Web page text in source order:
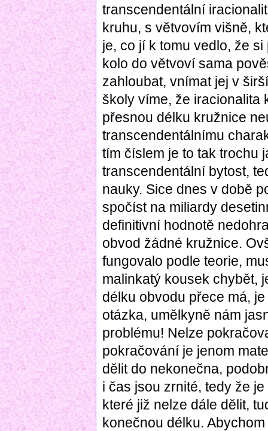
transcendentální
kruhu, s větvovím višně,
je, co jí k tomu vedlo, že
kolo do větvoví sama
zahloubat, vnímat jej v
školy víme, že iracionalita
přesnou délku kružnice
transcendentálnímu
tím číslem je to tak trochu
transcendentální bytost,
nauky. Sice dnes v době
spočíst na miliardy
definitivní hodnotě
obvod žádné kružnice.
fungovalo podle teorie,
malinkatý kousek chybět,
délku obvodu přece má,
otázka, umělkyně nám
problému! Nelze
pokračování je jenom
dělit do nekonečna,
i čas jsou zrnité, tedy že
které již nelze dále dělit,
konečnou délku.